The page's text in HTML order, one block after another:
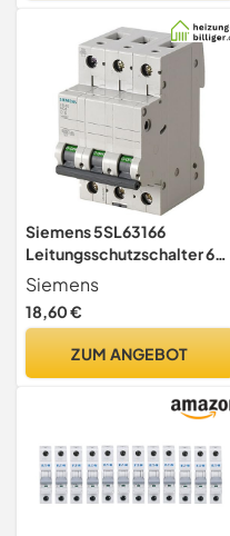
Siemens 5SL63166
Leitungsschutzschalter 6kA
B16 3P in 3TE 400V, MCB,
Sicherungsautomat
Siemens
18,60 €
ZUM ANGEBOT